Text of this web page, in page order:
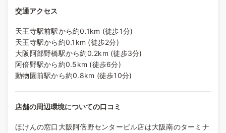
交通アクセス
天王寺駅前駅から約0.1km (徒歩1分)
天王寺駅から約0.1km (徒歩2分)
大阪阿部野橋駅から約0.2km (徒歩3分)
阿倍野駅から約0.5km (徒歩6分)
動物園前駅から約0.8km (徒歩10分)
店舗の周辺環境についての口コミ
ほけんの窓口大阪阿倍野センタービル店は大阪南のターミナ